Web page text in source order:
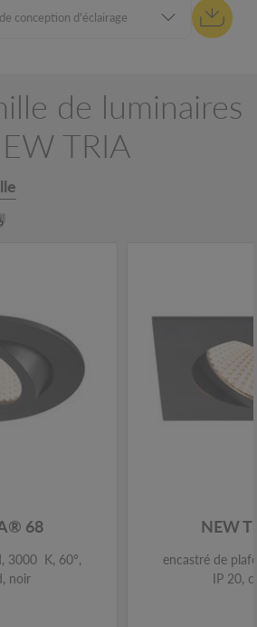
de luminaires
TRIA
68
3000 K, 60°,
noir
NEW
encastré de
IP 20,